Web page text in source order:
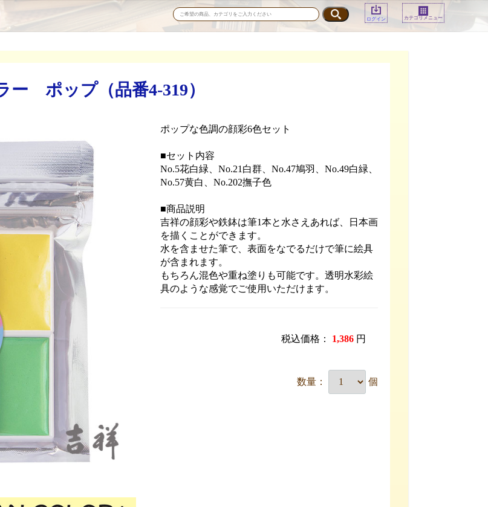
ログイン カテゴリメニュー
ポップ（品番4-319）
ポップな色調の顔彩6色セット
■セット内容
No.5花白緑、No.21白群、No.47鳩羽、No.49白緑、
No.57黄白、No.202撫子色
■商品説明
吉祥の顔彩や鉄鉢は筆1本と水さえあれば、日本画
を描くことができます。
水を含ませた筆で、表面をなでるだけで筆に絵具
が含まれます。
もちろん混色や重ね塗りも可能です。透明水彩絵
具のような感覚でご使用いただけます。
税込価格： 1,386 円
数量： 個